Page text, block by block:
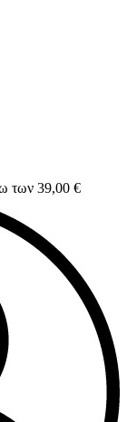
των 39,00 €